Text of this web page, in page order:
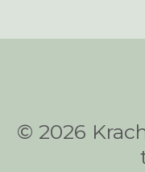
© 2026